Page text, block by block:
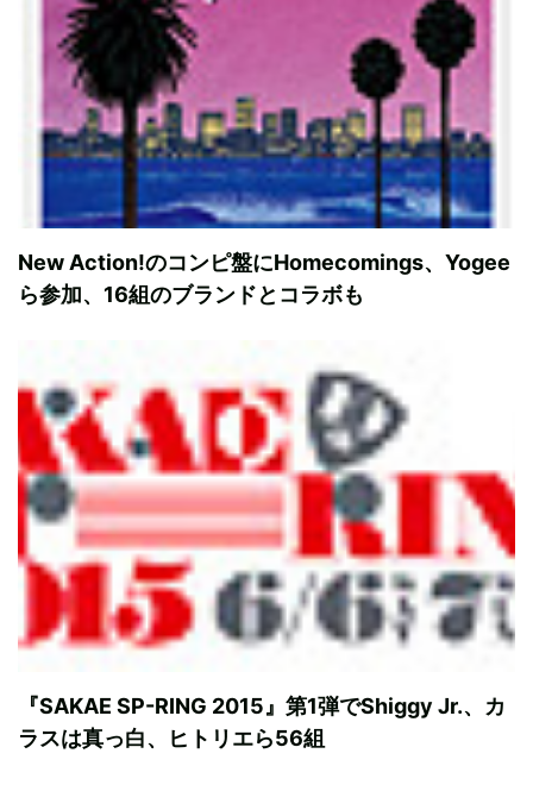
New Action!のコンピ盤にHomecomings、Yogee
ら参加、16組のブランドとコラボも
『SAKAE SP-RING 2015』第1弾でShiggy Jr.、カ
ラスは真っ白、ヒトリエら56組